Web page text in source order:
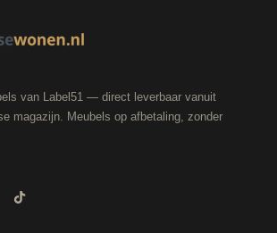
van Label51 — direct leverbaar vanuit
magazijn. Meubels op afbetaling, zonder